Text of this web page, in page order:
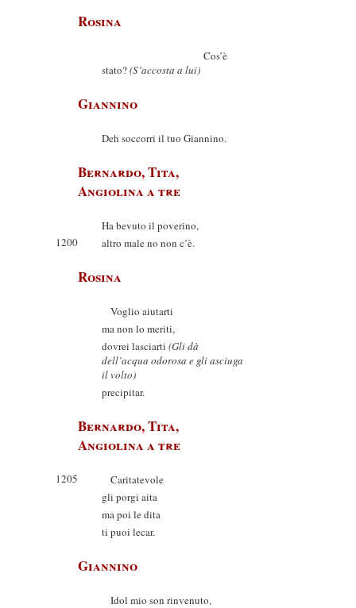
Rosina
Cos’è
stato?(S’accosta a lui)
Giannino
Deh soccorri il tuo Giannino.
Bernardo, Tita,
Angiolina a tre
Ha bevuto il poverino,
1200
altro male no non c’è.
Rosina
Voglio aiutarti
ma non lo meriti,
dovrei lasciarti (Gli dà
dell’acqua odorosa e gli asciuga
il volto)
precipitar.
Bernardo, Tita,
Angiolina a tre
1205
Caritatevole
gli porgi aita
ma poi le dita
ti puoi lecar.
Giannino
Idol mio son rinvenuto,